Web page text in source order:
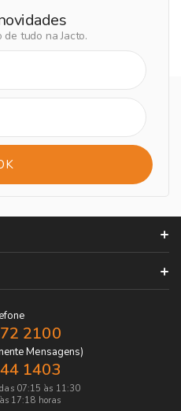
de tudo na Jacto.
2100
Mensagens)
1403
07:15 às 11:30
17:18 horas